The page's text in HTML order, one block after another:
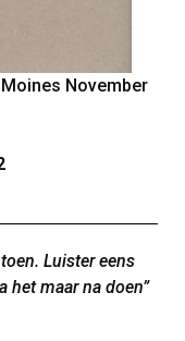
November
Luister eens
het maar na doen”